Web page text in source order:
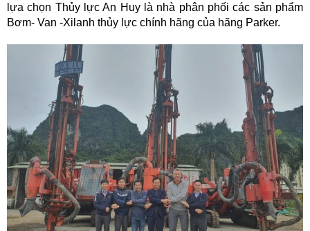
lựa chọn Thủy lực An Huy là nhà phân phối các sản phẩm
Bơm- Van -Xilanh thủy lực chính hãng của hãng Parker.